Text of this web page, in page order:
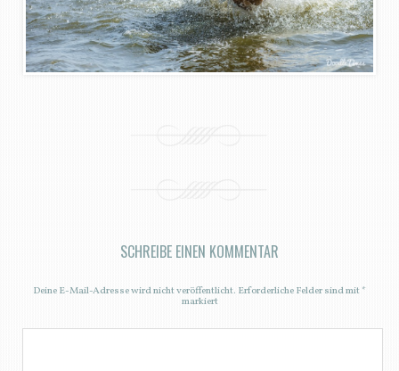
SCHREIBE EINEN KOMMENTAR
Deine E-Mail-Adresse wird nicht veröffentlicht. Erforderliche Felder sind mit*
markiert